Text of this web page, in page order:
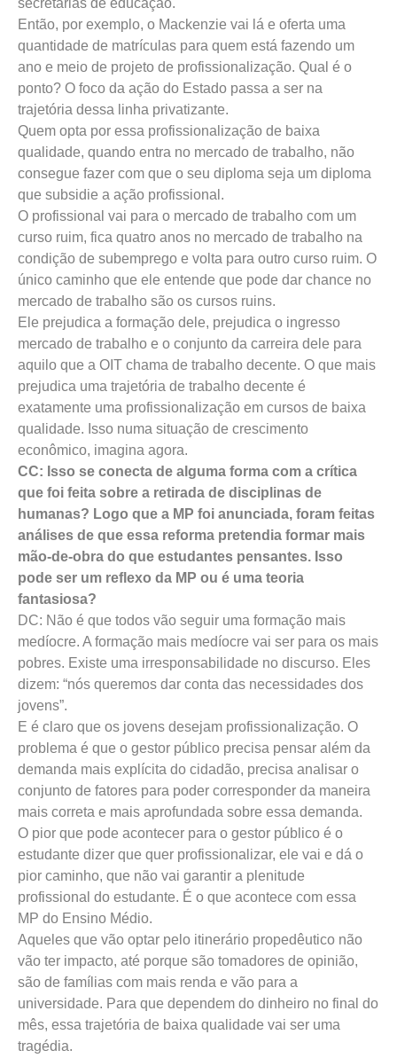
secretarias de educação.
Então, por exemplo, o Mackenzie vai lá e oferta uma
quantidade de matrículas para quem está fazendo um
ano e meio de projeto de profissionalização. Qual é o
ponto? O foco da ação do Estado passa a ser na
trajetória dessa linha privatizante.
Quem opta por essa profissionalização de baixa
qualidade, quando entra no mercado de trabalho, não
consegue fazer com que o seu diploma seja um diploma
que subsidie a ação profissional.
O profissional vai para o mercado de trabalho com um
curso ruim, fica quatro anos no mercado de trabalho na
condição de subemprego e volta para outro curso ruim. O
único caminho que ele entende que pode dar chance no
mercado de trabalho são os cursos ruins.
Ele prejudica a formação dele, prejudica o ingresso
mercado de trabalho e o conjunto da carreira dele para
aquilo que a OIT chama de trabalho decente. O que mais
prejudica uma trajetória de trabalho decente é
exatamente uma profissionalização em cursos de baixa
qualidade. Isso numa situação de crescimento
econômico, imagina agora.
CC: Isso se conecta de alguma forma com a crítica
que foi feita sobre a retirada de disciplinas de
humanas? Logo que a MP foi anunciada, foram feitas
análises de que essa reforma pretendia formar mais
mão-de-obra do que estudantes pensantes. Isso
pode ser um reflexo da MP ou é uma teoria
fantasiosa?
DC: Não é que todos vão seguir uma formação mais
medíocre. A formação mais medíocre vai ser para os mais
pobres. Existe uma irresponsabilidade no discurso. Eles
dizem: “nós queremos dar conta das necessidades dos
jovens”.
E é claro que os jovens desejam profissionalização. O
problema é que o gestor público precisa pensar além da
demanda mais explícita do cidadão, precisa analisar o
conjunto de fatores para poder corresponder da maneira
mais correta e mais aprofundada sobre essa demanda.
O pior que pode acontecer para o gestor público é o
estudante dizer que quer profissionalizar, ele vai e dá o
pior caminho, que não vai garantir a plenitude
profissional do estudante. É o que acontece com essa
MP do Ensino Médio.
Aqueles que vão optar pelo itinerário propedêutico não
vão ter impacto, até porque são tomadores de opinião,
são de famílias com mais renda e vão para a
universidade. Para que dependem do dinheiro no final do
mês, essa trajetória de baixa qualidade vai ser uma
tragédia.